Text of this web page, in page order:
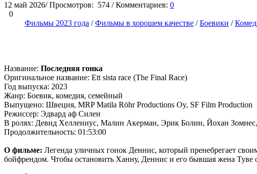
12 май 2026/ Просмотров: 574 / Комментариев: 0
0
Фильмы 2023 года /Фильмы в хорошем качестве /Боевики /
Название: Последняя гонка
Оригинальное название: Ett sista race (The Final Race)
Год выпуска: 2023
Жанр: Боевик, комедия, семейный
Выпущено: Швеция, MRP Matila Röhr Productions Oy, SF Film Production
Режиссер: Эдвард аф Силен
В ролях: Девид Хеллениус, Малин Акерман, Эрик Болин, Йохан
Продолжительность: 01:53:00
О фильме: Легенда уличных гонок Деннис, который пренебрегает
бойфрендом. Чтобы остановить Ханну, Деннис и его бывшая жена Туве